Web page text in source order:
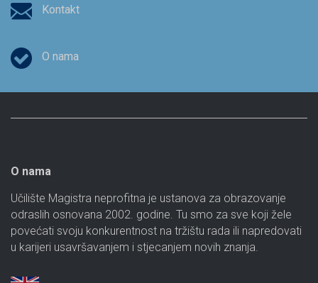
Kontakt
O nama
O nama
Učilište Magistra neprofitna je ustanova za obrazovanje
odraslih osnovana 2002. godine. Tu smo za sve koji žele
povećati svoju konkurentnost na tržištu rada ili napredovati
u karijeri usavršavanjem i stjecanjem novih znanja.